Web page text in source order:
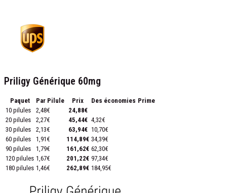
Priligy Générique 60mg
Paquet Par Pilule Prix Des économies Prime
10 pilules
2,48€
24,88€
20 pilules
2,27€ 45,44€ 4,32€
30 pilules
2,13€ 63,94€ 10,70€
60 pilules
1,91€ 114,89€ 34,39€
90 pilules
1,79€ 161,62€ 62,30€
120 pilules 1,67€ 201,22€ 97,34€
180 pilules 1,46€ 262,89€ 184,95€